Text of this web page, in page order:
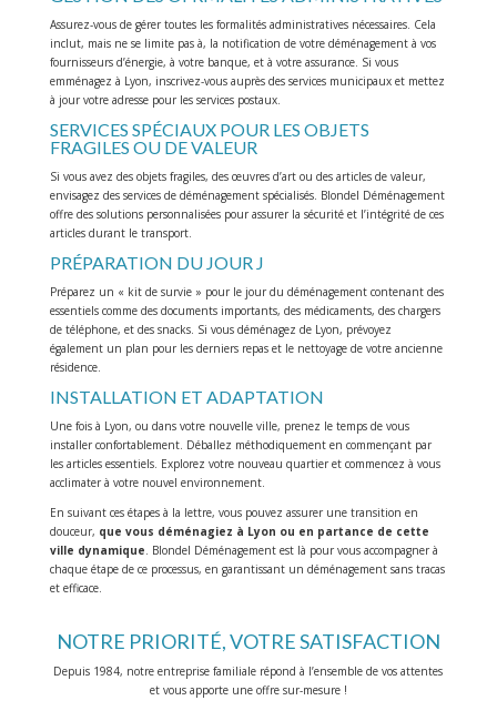
Assurez-vous de gérer toutes les formalités administratives nécessaires. Cela
inclut, mais ne se limite pas à, la notification de votre déménagement à vos
fournisseurs d’énergie, à votre banque, et à votre assurance. Si vous
emménagez à Lyon, inscrivez-vous auprès des services municipaux et mettez
à jour votre adresse pour les services postaux.
SERVICES SPÉCIAUX POUR LES OBJETS
FRAGILES OU DE VALEUR
Si vous avez des objets fragiles, des œuvres d’art ou des articles de valeur,
envisagez des services de déménagement spécialisés. Blondel Déménagement
offre des solutions personnalisées pour assurer la sécurité et l’intégrité de ces
articles durant le transport.
PRÉPARATION DU JOUR J
Préparez un « kit de survie » pour le jour du déménagement contenant des
essentiels comme des documents importants, des médicaments, des chargers
de téléphone, et des snacks. Si vous déménagez de Lyon, prévoyez
également un plan pour les derniers repas et le nettoyage de votre ancienne
résidence.
INSTALLATION ET ADAPTATION
Une fois à Lyon, ou dans votre nouvelle ville, prenez le temps de vous
installer confortablement. Déballez méthodiquement en commençant par
les articles essentiels. Explorez votre nouveau quartier et commencez à vous
acclimater à votre nouvel environnement.
En suivant ces étapes à la lettre, vous pouvez assurer une transition en
douceur, que vous déménagiez à Lyon ou en partance de cette
ville dynamique. Blondel Déménagement est là pour vous accompagner à
chaque étape de ce processus, en garantissant un déménagement sans tracas
et efficace.
NOTRE PRIORITÉ, VOTRE SATISFACTION
Depuis 1984, notre entreprise familiale répond à l’ensemble de vos attentes
et vous apporte une offre sur-mesure !